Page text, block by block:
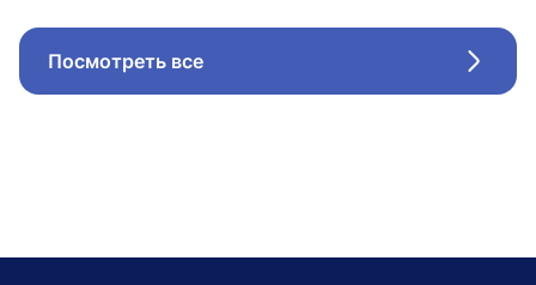
Посмотреть все